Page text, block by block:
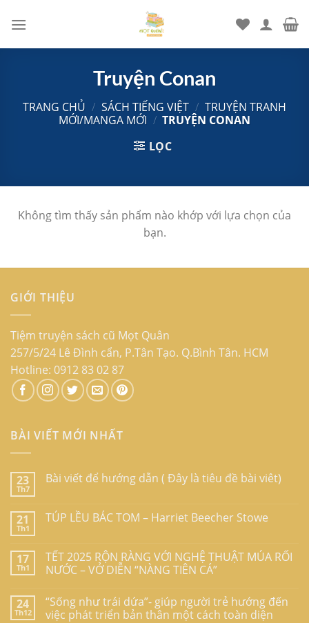
đến
Truyện Conan
TRANG CHỦ / SÁCH TIẾNG VIỆT / TRUYỆN TRANH
MỚI/MANGA MỚI / TRUYỆN CONAN
LỌC
Không tìm thấy sản phẩm nào khớp với lựa chọn của
bạn.
GIỚI THIỆU
Tiệm truyện sách cũ Mọt Quân
257/5/24 Lê Đình cẩn, P.Tân Tạo. Q.Bình Tân. HCM
Hotline: 0912 83 02 87
BÀI VIẾT MỚI NHẤT
23
Th7
Bài viết để hướng dẫn ( Đây là tiêu đề bài viêt)
21
Th1
TÚP LỀU BÁC TOM – Harriet Beecher Stowe
17
Th1
TẾT 2025 RỘN RÀNG VỚI NGHỆ THUẬT MÚA RỐI
NƯỚC – VỞ DIỄN “NÀNG TIÊN CÁ”
24
Th12
“Sống như trái dứa”- giúp người trẻ hướng đến
việc phát triển bản thân một cách toàn diện